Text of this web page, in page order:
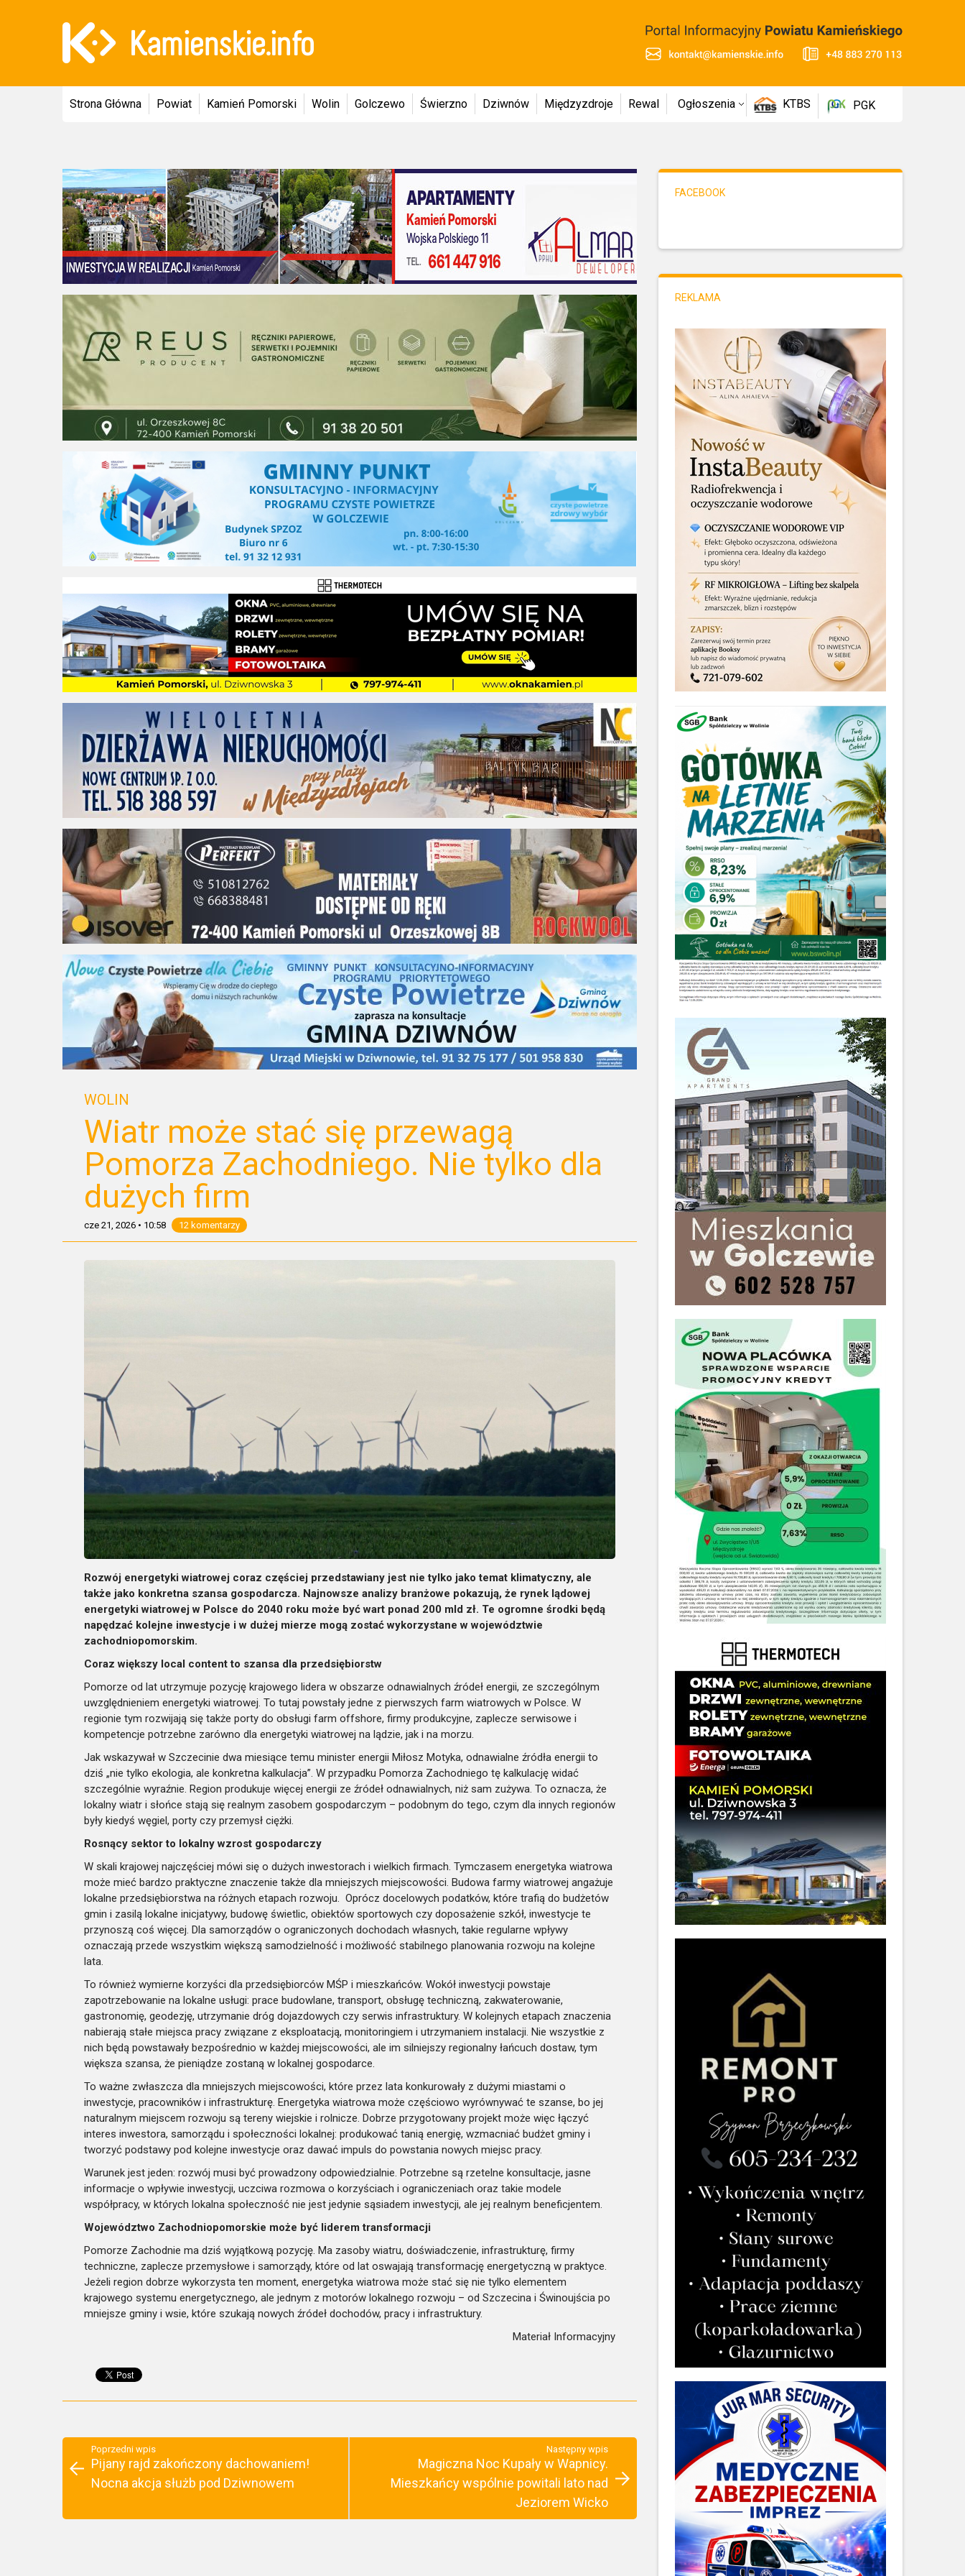
Strona Główna Powiat Kamień Pomorski Wolin Golczewo Świerzno Dziwnów Międzyzdroje Rewal Ogłoszenia KTBS PGK
WOLIN
Wiatr może stać się przewagą
Pomorza Zachodniego. Nie tylko dla
dużych firm
cze 21, 2026 • 10:58 12 komentarzy
Rozwój energetyki wiatrowej coraz częściej przedstawiany jest nie tylko jako temat klimatyczny, ale
także jako konkretna szansa gospodarcza. Najnowsze analizy branżowe pokazują, że rynek lądowej
energetyki wiatrowej w Polsce do 2040 roku może być wart ponad 200 mld zł. Te ogromne środki będą
napędzać kolejne inwestycje i w dużej mierze mogą zostać wykorzystane w województwie
zachodniopomorskim.
Coraz większy local content to szansa dla przedsiębiorstw
Pomorze od lat utrzymuje pozycję krajowego lidera w obszarze odnawialnych źródeł energii, ze szczególnym
uwzględnieniem energetyki wiatrowej. To tutaj powstały jedne z pierwszych farm wiatrowych w Polsce. W
regionie tym rozwijają się także porty do obsługi farm offshore, firmy produkcyjne, zaplecze serwisowe i
kompetencje potrzebne zarówno dla energetyki wiatrowej na lądzie, jak i na morzu.
Jak wskazywał w Szczecinie dwa miesiące temu minister energii Miłosz Motyka, odnawialne źródła energii to
dziś „nie tylko ekologia, ale konkretna kalkulacja”. W przypadku Pomorza Zachodniego tę kalkulację widać
szczególnie wyraźnie. Region produkuje więcej energii ze źródeł odnawialnych, niż sam zużywa. To oznacza, że
lokalny wiatr i słońce stają się realnym zasobem gospodarczym – podobnym do tego, czym dla innych regionów
były kiedyś węgiel, porty czy przemysł ciężki.
Rosnący sektor to lokalny wzrost gospodarczy
W skali krajowej najczęściej mówi się o dużych inwestorach i wielkich firmach. Tymczasem energetyka wiatrowa
może mieć bardzo praktyczne znaczenie także dla mniejszych miejscowości. Budowa farmy wiatrowej angażuje
lokalne przedsiębiorstwa na różnych etapach rozwoju. Oprócz docelowych podatków, które trafią do budżetów
gmin i zasilą lokalne inicjatywy, budowę świetlic, obiektów sportowych czy doposażenie szkół, inwestycje te
przynoszą coś więcej. Dla samorządów o ograniczonych dochodach własnych, takie regularne wpływy
oznaczają przede wszystkim większą samodzielność i możliwość stabilnego planowania rozwoju na kolejne
lata.
To również wymierne korzyści dla przedsiębiorców MŚP i mieszkańców. Wokół inwestycji powstaje
zapotrzebowanie na lokalne usługi: prace budowlane, transport, obsługę techniczną, zakwaterowanie,
gastronomię, geodezję, utrzymanie dróg dojazdowych czy serwis infrastruktury. W kolejnych etapach znaczenia
nabierają stałe miejsca pracy związane z eksploatacją, monitoringiem i utrzymaniem instalacji. Nie wszystkie z
nich będą powstawały bezpośrednio w każdej miejscowości, ale im silniejszy regionalny łańcuch dostaw, tym
większa szansa, że pieniądze zostaną w lokalnej gospodarce.
To ważne zwłaszcza dla mniejszych miejscowości, które przez lata konkurowały z dużymi miastami o
inwestycje, pracowników i infrastrukturę. Energetyka wiatrowa może częściowo wyrównywać te szanse, bo jej
naturalnym miejscem rozwoju są tereny wiejskie i rolnicze. Dobrze przygotowany projekt może więc łączyć
interes inwestora, samorządu i społeczności lokalnej: produkować tanią energię, wzmacniać budżet gminy i
tworzyć podstawy pod kolejne inwestycje oraz dawać impuls do powstania nowych miejsc pracy.
Warunek jest jeden: rozwój musi być prowadzony odpowiedzialnie. Potrzebne są rzetelne konsultacje, jasne
informacje o wpływie inwestycji, uczciwa rozmowa o korzyściach i ograniczeniach oraz takie modele
współpracy, w których lokalna społeczność nie jest jedynie sąsiadem inwestycji, ale jej realnym beneficjentem.
Województwo Zachodniopomorskie może być liderem transformacji
Pomorze Zachodnie ma dziś wyjątkową pozycję. Ma zasoby wiatru, doświadczenie, infrastrukturę, firmy
techniczne, zaplecze przemysłowe i samorządy, które od lat oswajają transformację energetyczną w praktyce.
Jeżeli region dobrze wykorzysta ten moment, energetyka wiatrowa może stać się nie tylko elementem
krajowego systemu energetycznego, ale jednym z motorów lokalnego rozwoju – od Szczecina i Świnoujścia po
mniejsze gminy i wsie, które szukają nowych źródeł dochodów, pracy i infrastruktury.
Materiał Informacyjny
Poprzedni wpis
Pijany rajd zakończony dachowaniem!
Nocna akcja służb pod Dziwnowem
Następny wpis
Magiczna Noc Kupały w Wapnicy.
Mieszkańcy wspólnie powitali lato nad
Jeziorem Wicko
FACEBOOK
REKLAMA